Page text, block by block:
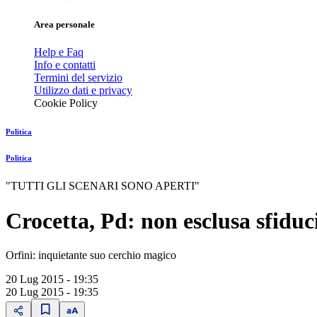
Area personale
Help e Faq
Info e contatti
Termini del servizio
Utilizzo dati e privacy
Cookie Policy
Politica
Politica
"TUTTI GLI SCENARI SONO APERTI"
Crocetta, Pd: non esclusa
Orfini: inquietante suo cerchio magico
20 Lug 2015 - 19:35
20 Lug 2015 - 19:35